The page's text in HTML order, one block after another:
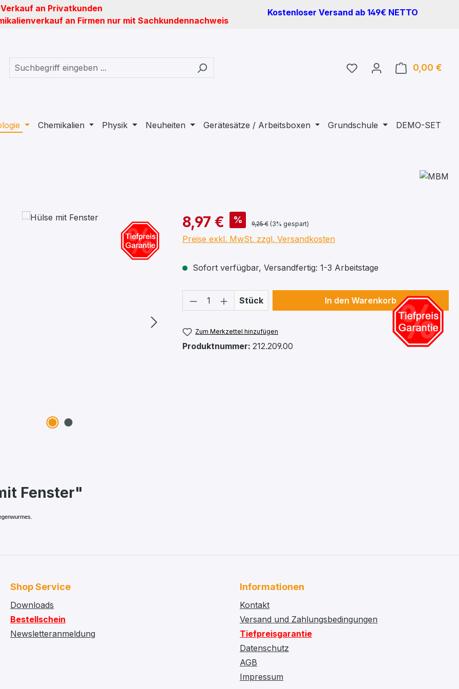
Verkauf an Privatkunden
an Firmen nur mit Sachkundennachweis
Kostenloser Versand ab 149€ NETTO
Du hast 0 Produkte auf
0,00 €
Chemikalien Physik Neuheiten Gerätesätze / Arbeitsboxen Grundschule DEMO-SET
8,97 € % 9,25 € (3% gespart)
Preise exkl. MwSt. zzgl. Versandkosten
Sofort verfügbar, Versandfertig: 1-3 Arbeitstage
Produkt Anzahl: Gib den gewünschten Wert
Stück In den Warenkorb
Zum Merkzettel hinzufügen
Produktnummer: 212.209.00
Fenster"
Shop Service
Downloads
Bestellschein
Newsletteranmeldung
Informationen
Kontakt
Versand und Zahlungsbedingungen
Tiefpreisgarantie
Datenschutz
AGB
Impressum